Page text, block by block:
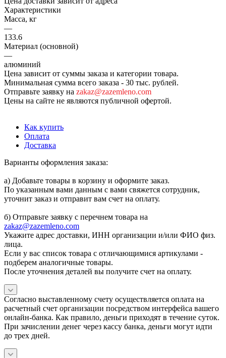
Характеристики
Масса, кг
—
133.6
Материал (основной)
—
алюминий
Цена зависит от суммы заказа и категории товара.
Минимальная сумма всего заказа - 30 тыс. рублей.
Отправьте заявку на zakaz@zazemleno.com
Цены на сайте не являются публичной офертой.
Как купить
Оплата
Доставка
Варианты оформления заказа:
а) Добавьте товары в корзину и оформите заказ.
По указанным вами данным с вами свяжется сотрудник,
уточнит заказ и отправит вам счет на оплату.
б) Отправьте заявку с перечнем товара на
zakaz@zazemleno.com
Укажите адрес доставки, ИНН организации и/или ФИО физ.
лица.
Если у вас список товара с отличающимися артикулами -
подберем аналогичные товары.
После уточнения деталей вы получите счет на оплату.
Согласно выставленному счету осуществляется оплата на
расчетный счет организации посредством интерфейса вашего
онлайн-банка. Как правило, деньги приходят в течение суток.
При зачислении денег через кассу банка, деньги могут идти
до трех дней.